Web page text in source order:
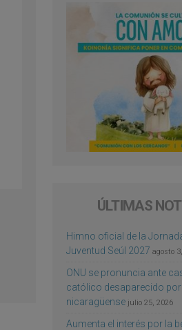
ÚLTIMAS
Himno oficial de la
Juventud Seúl 2027 agosto
ONU se pronuncia ante
católico desaparecido
nicaragüense julio 25, 2026
Aumenta el interés por la